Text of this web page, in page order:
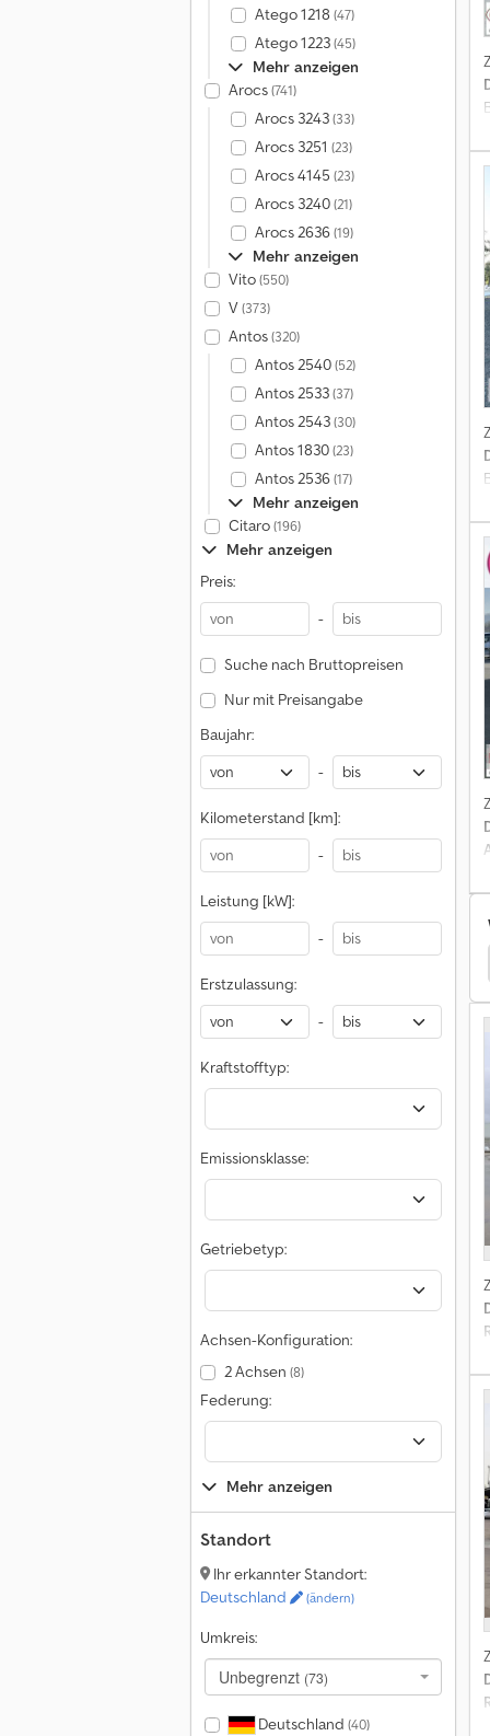
Atego 1218 (47)
Atego 1223(45)
Mehr anzeigen
Arocs(741)
Arocs 3243(33)
Arocs 3251 (23)
Arocs 4145 (23)
Arocs 3240(21)
Arocs 2636(19)
Mehr anzeigen
Vito(550)
V(373)
Antos(320)
Antos 2540(52)
Antos 2533(37)
Antos 2543(30)
Antos 1830(23)
Antos 2536(17)
Mehr anzeigen
Citaro(196)
Mehr anzeigen
Preis:
-
Suche nach Bruttopreisen
Nur mit Preisangabe
Baujahr:
-
Kilometerstand [km]:
-
Leistung [kW]:
-
Erstzulassung:
-
Kraftstofftyp:
Emissionsklasse:
Getriebetyp:
Achsen-Konfiguration:
2 Achsen (8)
Federung:
Mehr anzeigen
Standort
Ihr erkannter Standort:
Deutschland
(ändern)
Umkreis:
Unbegrenzt (73)
Deutschland (40)